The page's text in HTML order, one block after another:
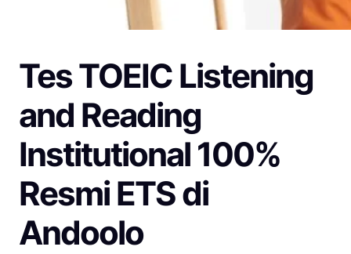
Tes TOEIC Listening
and Reading
Institutional 100%
Resmi ETS di
Andoolo